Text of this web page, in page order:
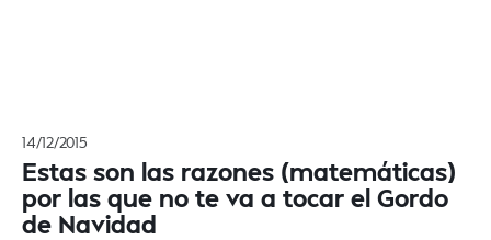
14/12/2015
Estas son las razones (matemáticas)
por las que no te va a tocar el Gordo
de Navidad